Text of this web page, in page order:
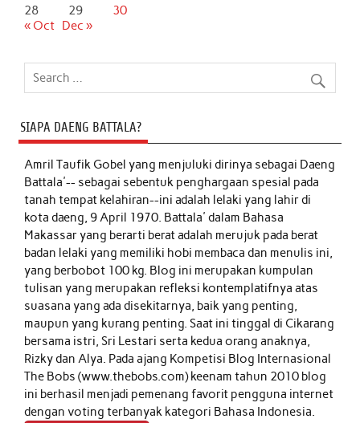
28
29
30
« Oct Dec »
SIAPA DAENG BATTALA?
Amril Taufik Gobelyang menjuluki dirinya sebagai Daeng
Battala'-- sebagai sebentuk penghargaan spesial pada
tanah tempat kelahiran--ini adalah lelaki yang lahir di
kota daeng, 9 April 1970. Battala' dalam Bahasa
Makassar yang berarti berat adalah merujuk pada berat
badan lelaki yang memiliki hobi membaca dan menulis ini,
yang berbobot 100 kg. Blog ini merupakan kumpulan
tulisan yang merupakan refleksi kontemplatifnya atas
suasana yang ada disekitarnya, baik yang penting,
maupun yang kurang penting. Saat ini tinggal di Cikarang
bersama istri, Sri Lestari serta kedua orang anaknya,
Rizky dan Alya. Pada ajang Kompetisi Blog Internasional
The Bobs (www.thebobs.com) keenam tahun 2010 blog
ini berhasil menjadi pemenang favorit pengguna internet
dengan voting terbanyak kategori Bahasa Indonesia.